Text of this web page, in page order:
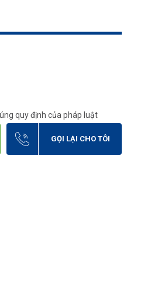
quy định của pháp luật
GỌI LẠI CHO TÔI